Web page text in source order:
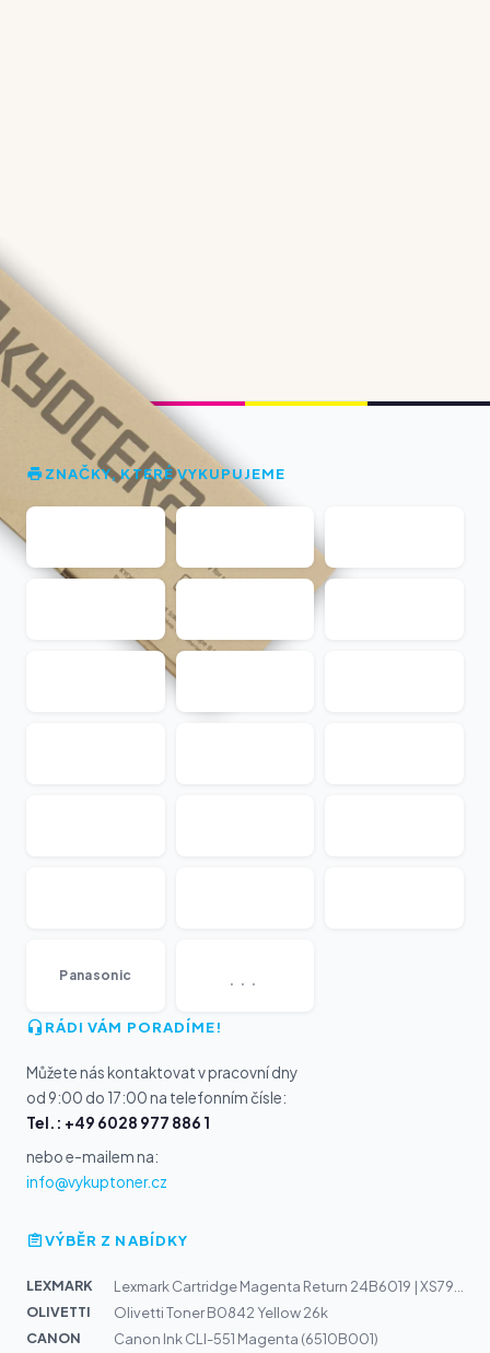
ZNAČKY, KTERÉ VYKUPUJEME
Panasonic ...
RÁDI VÁM PORADÍME!
Můžete nás kontaktovat v pracovní dny
od 9:00 do 17:00 na telefonním čísle:
Tel.: +49 6028 977 886 1
nebo e-mailem na:
info@vykuptoner.cz
VÝBĚR Z NABÍDKY
LEXMARK
OLIVETTI
Olivetti Toner B0842 Yellow 26k
CANON
Canon Ink CLI-551 Magenta (6510B001)